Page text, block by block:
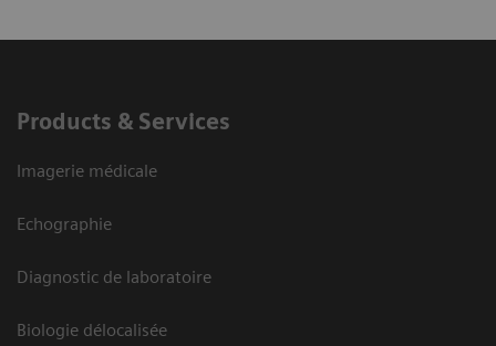
Products & Services
Imagerie médicale
Echographie
Diagnostic de laboratoire
Biologie délocalisée